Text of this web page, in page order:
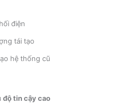
điện
tái tạo
hệ thống cũ
độ tin cậy cao